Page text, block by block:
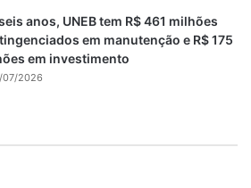
anos, UNEB tem R$ 461 milhões
em manutenção e R$ 175
em investimento
07/2026